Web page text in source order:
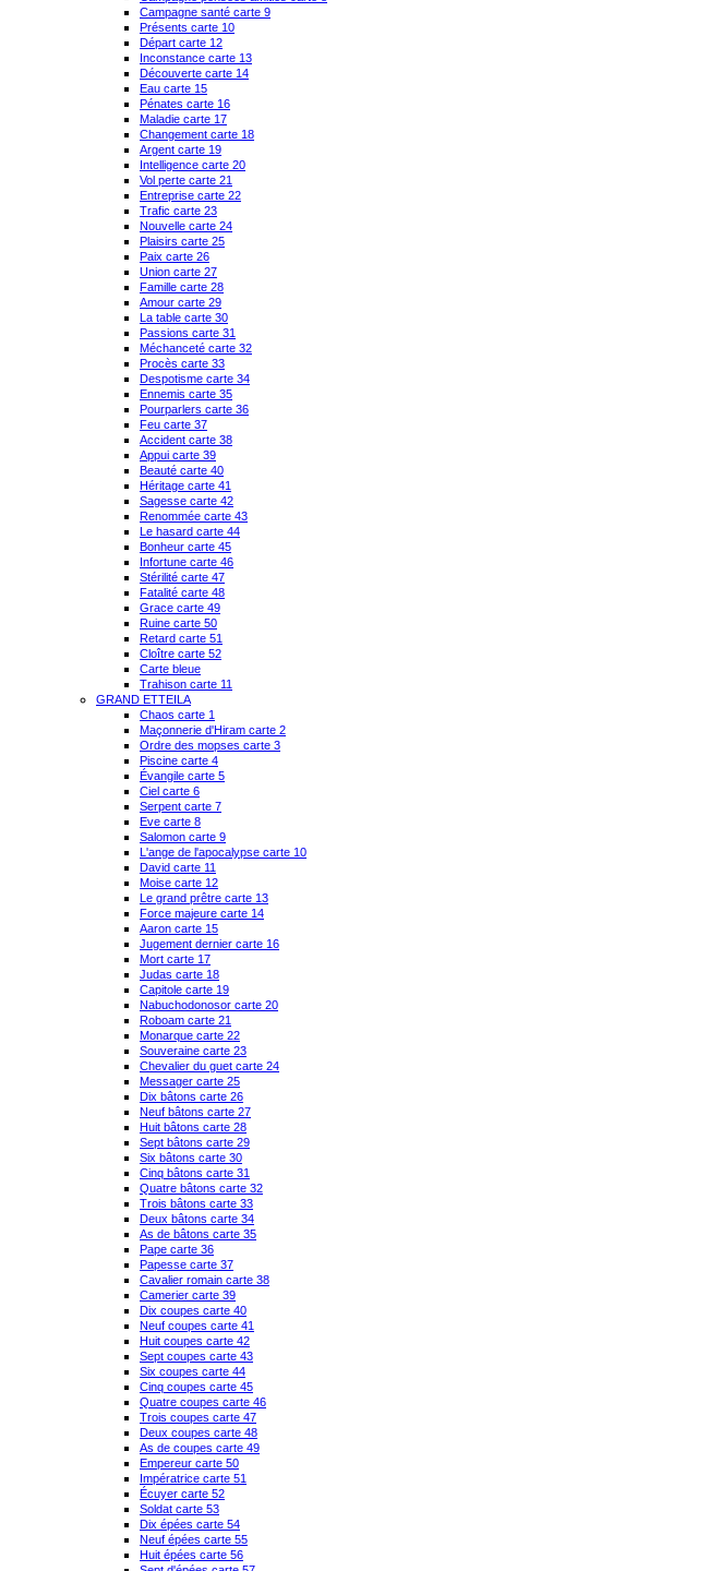
Campagne santé carte 9
Présents carte 10
Départ carte 12
Inconstance carte 13
Découverte carte 14
Eau carte 15
Pénates carte 16
Maladie carte 17
Changement carte 18
Argent carte 19
Intelligence carte 20
Vol perte carte 21
Entreprise carte 22
Trafic carte 23
Nouvelle carte 24
Plaisirs carte 25
Paix carte 26
Union carte 27
Famille carte 28
Amour carte 29
La table carte 30
Passions carte 31
Méchanceté carte 32
Procès carte 33
Despotisme carte 34
Ennemis carte 35
Pourparlers carte 36
Feu carte 37
Accident carte 38
Appui carte 39
Beauté carte 40
Héritage carte 41
Sagesse carte 42
Renommée carte 43
Le hasard carte 44
Bonheur carte 45
Infortune carte 46
Stérilité carte 47
Fatalité carte 48
Grace carte 49
Ruine carte 50
Retard carte 51
Cloître carte 52
Carte bleue
Trahison carte 11
GRAND ETTEILA
Chaos carte 1
Maçonnerie d'Hiram carte 2
Ordre des mopses carte 3
Piscine carte 4
Évangile carte 5
Ciel carte 6
Serpent carte 7
Eve carte 8
Salomon carte 9
L'ange de l'apocalypse carte 10
David carte 11
Moise carte 12
Le grand prêtre carte 13
Force majeure carte 14
Aaron carte 15
Jugement dernier carte 16
Mort carte 17
Judas carte 18
Capitole carte 19
Nabuchodonosor carte 20
Roboam carte 21
Monarque carte 22
Souveraine carte 23
Chevalier du guet carte 24
Messager carte 25
Dix bâtons carte 26
Neuf bâtons carte 27
Huit bâtons carte 28
Sept bâtons carte 29
Six bâtons carte 30
Cinq bâtons carte 31
Quatre bâtons carte 32
Trois bâtons carte 33
Deux bâtons carte 34
As de bâtons carte 35
Pape carte 36
Papesse carte 37
Cavalier romain carte 38
Camerier carte 39
Dix coupes carte 40
Neuf coupes carte 41
Huit coupes carte 42
Sept coupes carte 43
Six coupes carte 44
Cinq coupes carte 45
Quatre coupes carte 46
Trois coupes carte 47
Deux coupes carte 48
As de coupes carte 49
Empereur carte 50
Impératrice carte 51
Écuyer carte 52
Soldat carte 53
Dix épées carte 54
Neuf épées carte 55
Huit épées carte 56